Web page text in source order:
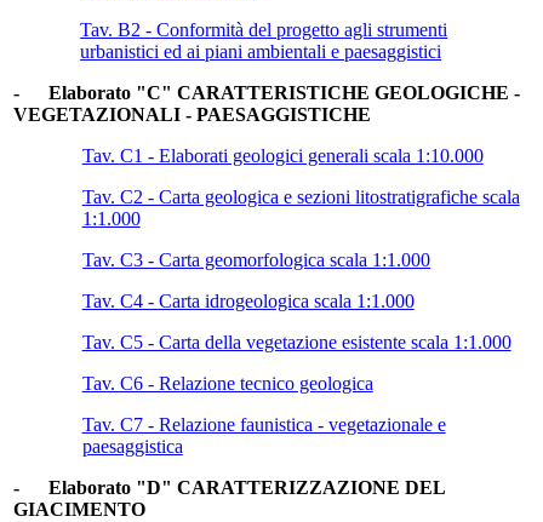
Tav. B2 - Conformità del progetto agli strumenti
urbanistici ed ai piani ambientali e paesaggistici
- Elaborato "C" CARATTERISTICHE GEOLOGICHE -
VEGETAZIONALI - PAESAGGISTICHE
Tav. C1 - Elaborati geologici generali scala 1:10.000
Tav. C2 - Carta geologica e sezioni litostratigrafiche scala
1:1.000
Tav. C3 - Carta geomorfologica scala 1:1.000
Tav. C4 - Carta idrogeologica scala 1:1.000
Tav. C5 - Carta della vegetazione esistente scala 1:1.000
Tav. C6 - Relazione tecnico geologica
Tav. C7 - Relazione faunistica - vegetazionale e
paesaggistica
- Elaborato "D" CARATTERIZZAZIONE DEL
GIACIMENTO